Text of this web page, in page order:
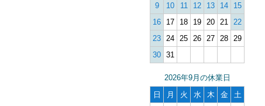
9
10 11 12 13 14
15
16
17 18 19 20 21 22
23 24 25 26 27 28 29
30 31
2026年9月の休業日
日
月 火 水 木 金
土